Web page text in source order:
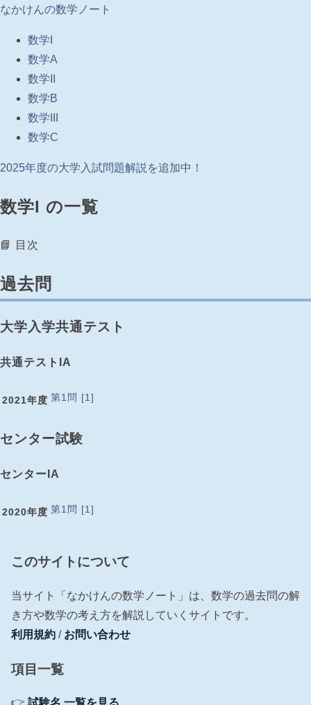
なかけんの数学ノート
数学I
数学A
数学II
数学B
数学III
数学C
2025年度の大学入試問題解説を追加中！
数学I の一覧
📘 目次
過去問
大学入学共通テスト
共通テストIA
2021年度 第1問 [1]
センター試験
センターIA
2020年度 第1問 [1]
このサイトについて
当サイト「なかけんの数学ノート」は、数学の過去問の解
き方や数学の考え方を解説していくサイトです。
利用規約 / お問い合わせ
項目一覧